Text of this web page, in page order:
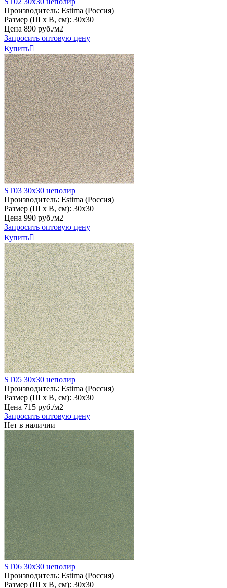
Производитель: Estima (Россия)
Размер (Ш х В, см): 30х30
Цена 890 руб./м2
Запросить оптовую цену
Купить
ST03 30х30 неполир
Производитель: Estima (Россия)
Размер (Ш х В, см): 30х30
Цена 990 руб./м2
Запросить оптовую цену
Купить
ST05 30х30 неполир
Производитель: Estima (Россия)
Размер (Ш х В, см): 30х30
Цена 715 руб./м2
Запросить оптовую цену
Нет в наличии
ST06 30х30 неполир
Производитель: Estima (Россия)
Размер (Ш х В, см): 30х30